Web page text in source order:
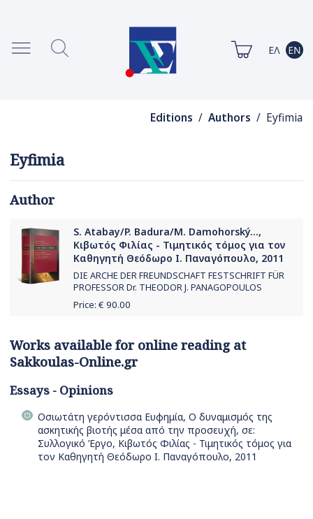
Editions / Authors / Eyfimia
Eyfimia
Author
S. Atabay/P. Badura/M. Damohorský...,
Κιβωτός Φιλίας - Τιμητικός τόμος για τον
Καθηγητή Θεόδωρο Ι. Παναγόπουλο, 2011
DIE ARCHE DER FREUNDSCHAFT FESTSCHRIFT FÜR
PROFESSOR Dr. THEODOR J. PANAGOPOULOS
Price: € 90.00
Works available for online reading at
Sakkoulas-Online.gr
Essays - Opinions
Οσιωτάτη γερόντισσα Ευφημία, Ο δυναμισμός της
ασκητικής βιοτής μέσα από την προσευχή, σε:
Συλλογικό Έργο, Κιβωτός Φιλίας - Τιμητικός τόμος για
τον Καθηγητή Θεόδωρο Ι. Παναγόπουλο, 2011